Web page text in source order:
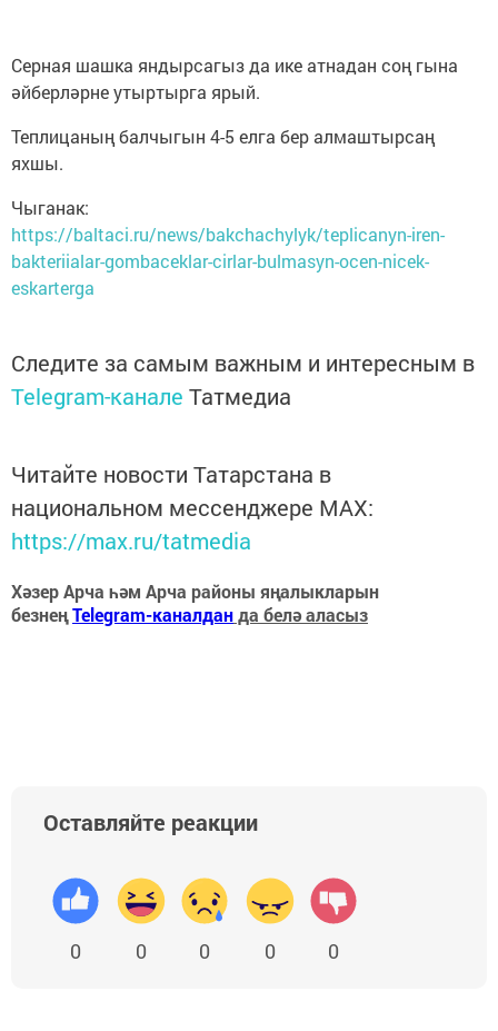
Серная шашка яндырсагыз да ике атнадан соң гына
әйберләрне утыртырга ярый.
Теплицаның балчыгын 4-5 елга бер алмаштырсаң
яхшы.
Чыганак:
https://baltaci.ru/news/bakchachylyk/teplicanyn-iren-
bakteriialar-gombaceklar-cirlar-bulmasyn-ocen-nicek-
eskarterga
Следите за самым важным и интересным в
Telegram-канале Татмедиа
Читайте новости Татарстана в
национальном мессенджере MАХ:
https://max.ru/tatmedia
Хәзер Арча һәм Арча районы яңалыкларын
безнеңTelegram-каналданда белә аласыз
Оставляйте реакции
0 0 0 0 0